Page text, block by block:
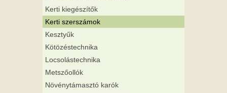
Kerti kiegészítők
Kerti szerszámok
Kesztyűk
Kötözéstechnika
Locsolástechnika
Metszőollók
Növénytámasztó karók